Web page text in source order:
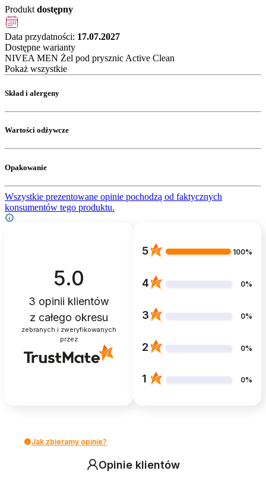
Produkt dostępny
Data przydatności: 17.07.2027
Dostępne warianty
NIVEA MEN Żel pod prysznic Active Clean
Pokaż wszystkie
Skład i alergeny
Wartości odżywcze
Opakowanie
Wszystkie prezentowane opinie pochodzą od faktycznych
konsumentów tego produktu.
5.0
3 opinii klientów
z całego okresu
zebranych i zweryfikowanych
przez
5 100%
4 0%
3 0%
2 0%
1 0%
Jak zbieramy opinie?
Opinie klientów